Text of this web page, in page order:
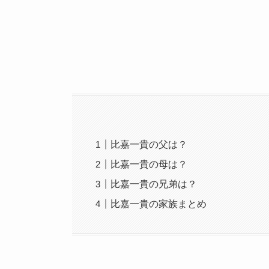
比嘉一貴の父は？
比嘉一貴の母は？
比嘉一貴の兄弟は？
比嘉一貴の家族まとめ